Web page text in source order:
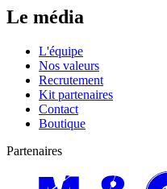
Le média
L'équipe
Nos valeurs
Recrutement
Kit partenaires
Contact
Boutique
Partenaires